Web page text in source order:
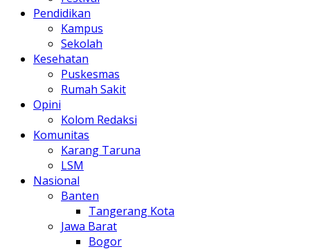
Pendidikan
Kampus
Sekolah
Kesehatan
Puskesmas
Rumah Sakit
Opini
Kolom Redaksi
Komunitas
Karang Taruna
LSM
Nasional
Banten
Tangerang Kota
Jawa Barat
Bogor